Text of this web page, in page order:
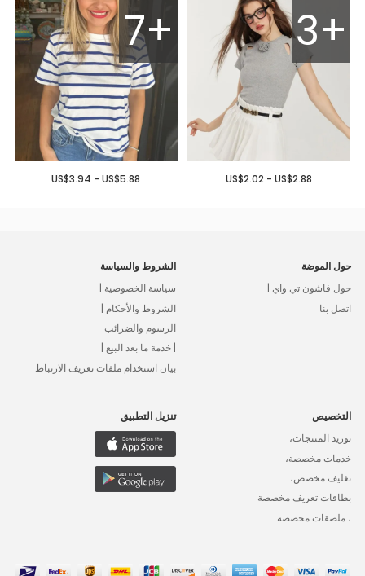
3+
US$2.02 - US$2.88
7+
US$3.94 - US$5.88
حول الموضة
حول فاشون تي واي |
اتصل بنا
الشروط والسياسة
سياسة الخصوصية |
الشروط والأحكام |
الرسوم والضرائب
| خدمة ما بعد البيع |
بيان استخدام ملفات تعريف الارتباط
التخصيص
توريد المنتجات،
خدمات مخصصة،
تغليف مخصص،
بطاقات تعريف مخصصة
، ملصقات مخصصة
تنزيل التطبيق